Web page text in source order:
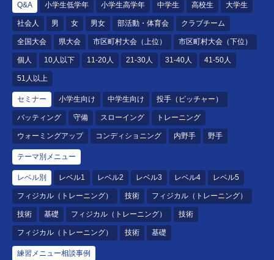
Q&A 小学生低学年 小学生高学年 中学生 高校生 大学生
社会人 男 女 男女 部活動・体育会 クラブチーム
全国大会 県大会 市区町村大会（上位） 市区町村大会（下位）
個人 10人以下 11-20人 21-30人 31-40人 41-50人
51人以上
セミナー 小学生向け 中学生向け 投手（ピッチャー）
バッティング 守備 スローイング トレーニング
ウォーミングアップ コンディショニング 内野手 野手
テーマ別メニュー
レベル別 レベル1 レベル2 レベル3 レベル4 レベル5
フィジカル（トレーニング） 技術 フィジカル（トレーニング）
技術 基礎 フィジカル（トレーニング） 技術
フィジカル（トレーニング） 技術 基礎
練習メニュー相談事例